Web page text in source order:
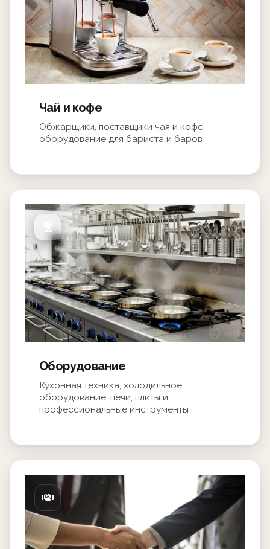
Чай и кофе
Обжарщики, поставщики чая и кофе,
оборудование для бариста и баров
Оборудование
Кухонная техника, холодильное
оборудование, печи, плиты и
профессиональные инструменты